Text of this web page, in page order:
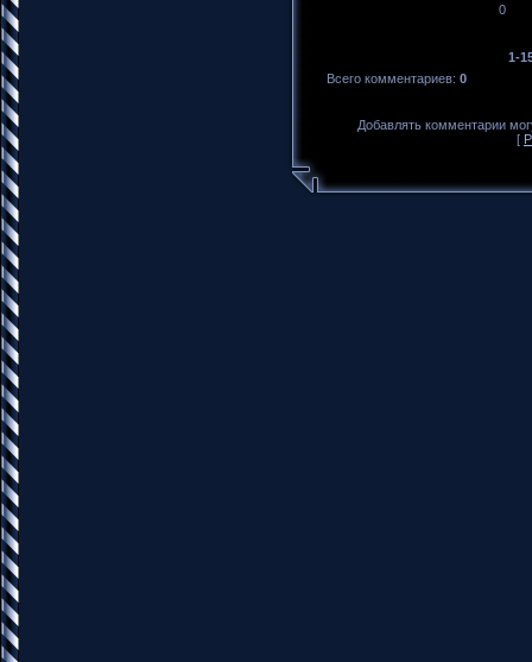
0
1-
Всего комментариев: 0
Добавлять комментарии
[